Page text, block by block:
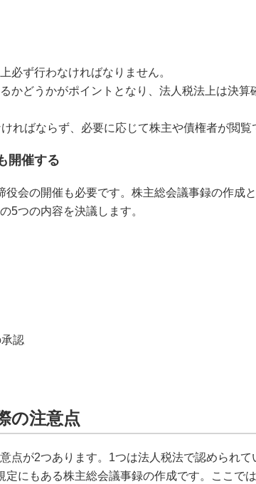
必ず行わなければなりません。
かどうかがポイントとなり、法人税法上は決
ればならず、必要に応じて株主や債権者が閲覧
開催する
会の開催も必要です。株主総会議事録の作成
5つの内容を決議します。
認
の注意点
点が2つあります。1つは法人税法で認められ
定にもある株主総会議事録の作成です。ここで